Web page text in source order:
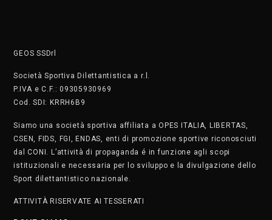
messaggi
Cookie Policy
Privacy Policy
SAFEGUARDING
• Lunedì e martedì dalle 8.30 alle 22.30
• Mercoledì e giovedì dalle 8.30 alle 21.30
• Venerdì dalle 8.30 alle 19
• Sabato dalle 9 alle 17